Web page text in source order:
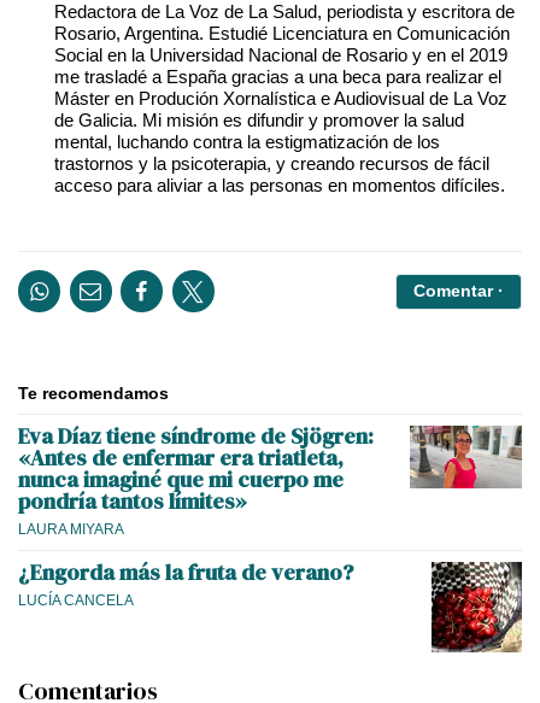
Redactora de La Voz de La Salud, periodista y escritora de
Rosario, Argentina. Estudié Licenciatura en Comunicación
Social en la Universidad Nacional de Rosario y en el 2019
me trasladé a España gracias a una beca para realizar el
Máster en Produción Xornalística e Audiovisual de La Voz
de Galicia. Mi misión es difundir y promover la salud
mental, luchando contra la estigmatización de los
trastornos y la psicoterapia, y creando recursos de fácil
acceso para aliviar a las personas en momentos difíciles.
Comentar ·
Te recomendamos
Eva Díaz tiene síndrome de Sjögren:
«Antes de enfermar era triatleta,
nunca imaginé que mi cuerpo me
pondría tantos límites»
LAURA MIYARA
¿Engorda más la fruta de verano?
LUCÍA CANCELA
Comentarios